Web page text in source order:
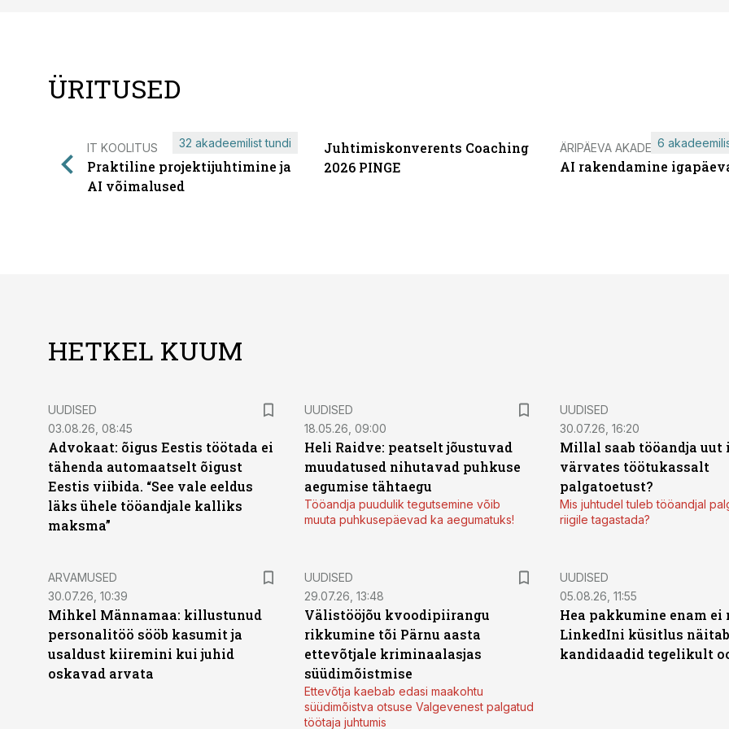
ÜRITUSED
IT KOOLITUS
Praktiline projektijuhtimine ja
AI võimalused
32 akadeemilist tundi
Juhtimiskonverents Coaching
2026 PINGE
ÄRIPÄEVA AKADEEMIA
AI rakendamine
6
HETKEL KUUM
UUDISED
03.08.26, 08:45
Advokaat: õigus Eestis töötada ei
tähenda automaatselt õigust
Eestis viibida. “See vale eeldus
läks ühele tööandjale kalliks
maksma”
UUDISED
18.05.26, 09:00
Heli Raidve: peatselt jõustuvad
muudatused nihutavad puhkuse
aegumise tähtaegu
Tööandja puudulik tegutsemine võib
muuta puhkusepäevad ka aegumatuks!
UUDISED
30.07.26, 16:20
Millal saab tööandja uut
värvates töötukassalt
palgatoetust?
Mis juhtudel tuleb tööandjal
riigile tagastada?
ARVAMUSED
30.07.26, 10:39
Mihkel Männamaa: killustunud
personalitöö sööb kasumit ja
usaldust kiiremini kui juhid
oskavad arvata
UUDISED
29.07.26, 13:48
Välistööjõu kvoodipiirangu
rikkumine tõi Pärnu aasta
ettevõtjale kriminaalasjas
süüdimõistmise
Ettevõtja kaebab edasi maakohtu
süüdimõistva otsuse Valgevenest palgatud
töötaja juhtumis
UUDISED
05.08.26, 11:55
Hea pakkumine enam ei
LinkedIni küsitlus
kandidaadid tegelikult